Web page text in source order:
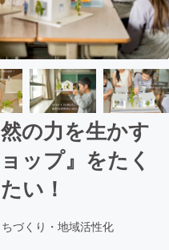
の力を生かす
ップ』をたく
い！
ちづくり・地域活性化